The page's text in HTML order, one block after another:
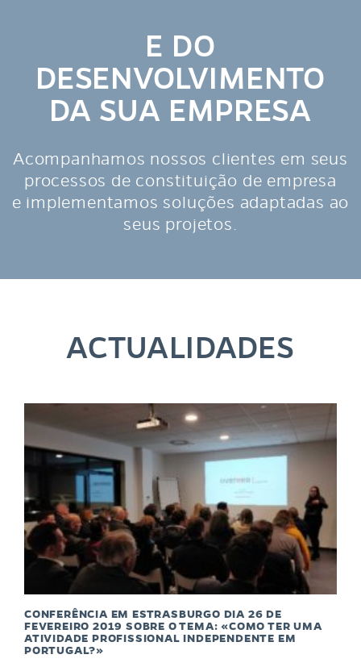
E DO
DESENVOLVIMENTO
DA SUA EMPRESA
Acompanhamos nossos clientes em seus
processos de constituição de empresa
e implementamos soluções adaptadas ao
seus projetos.
ACTUALIDADES
CONFERÊNCIA EM ESTRASBURGO DIA 26 DE
FEVEREIRO 2019 SOBRE O TEMA: «COMO TER UMA
ATIVIDADE PROFISSIONAL INDEPENDENTE EM
PORTUGAL?»